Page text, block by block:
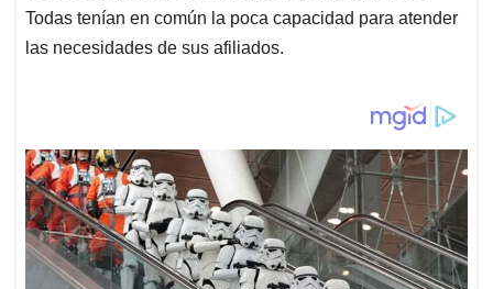
Todas tenían en común la poca capacidad para atender
las necesidades de sus afiliados.